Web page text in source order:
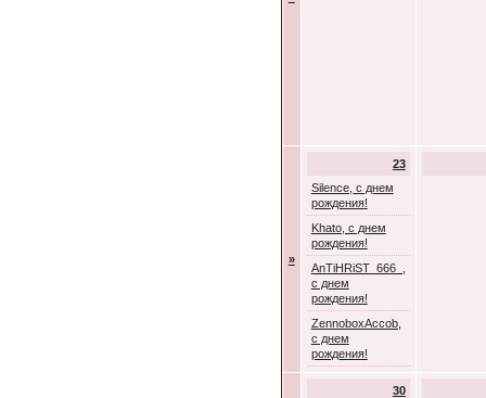
»
23
Silence, с днем
рождения!
Khato, с днем
рождения!
AnTiHRiST_666_,
с днем
рождения!
ZennoboxAccob,
с днем
рождения!
30